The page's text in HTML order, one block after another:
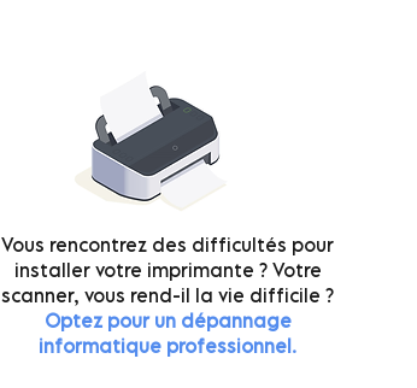
Vous rencontrez des difficultés pour
installer votre imprimante ? Votre
scanner, vous rend-il la vie difficile ?
Optez pour un dépannage
informatique professionnel.